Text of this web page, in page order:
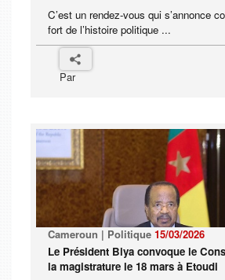
C’est un rendez-vous qui s’annonce
fort de l’histoire politique ...
Par
Cameroun | Politique 15/03/2026
Le Président Biya convoque le
la magistrature le 18 mars à Etoudi